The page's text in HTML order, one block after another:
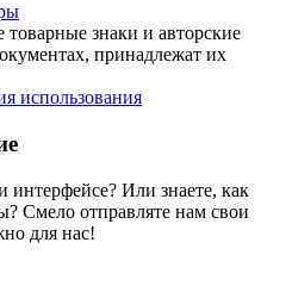
знаки и авторские
принадлежат их
использования
Или знаете, как
Смело отправляте нам свои
для нас!